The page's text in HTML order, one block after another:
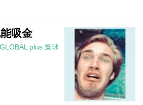
吸金
plus 寰球